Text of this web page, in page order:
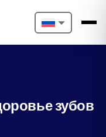
Nederlands
Français
зубов